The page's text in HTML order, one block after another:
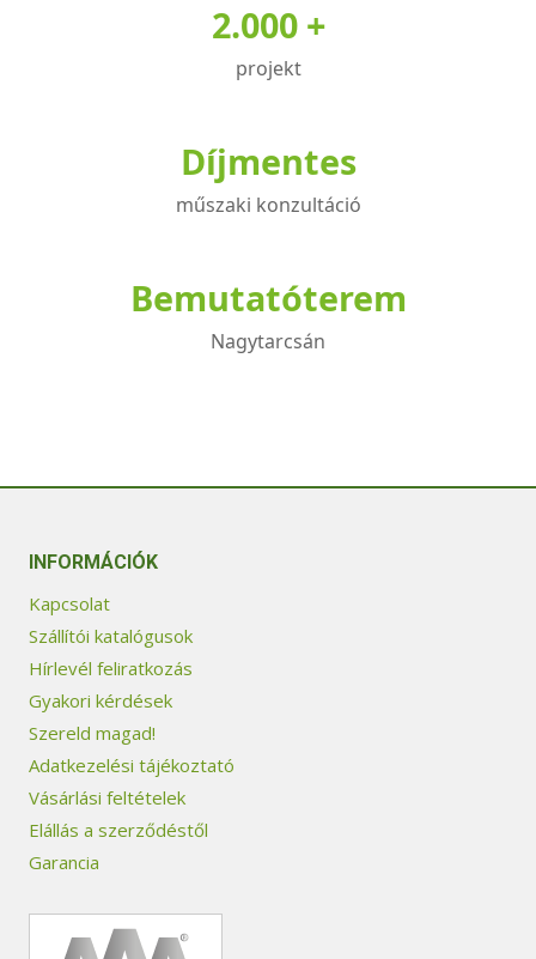
2.000 +
projekt
Díjmentes
műszaki konzultáció
Bemutatóterem
Nagytarcsán
INFORMÁCIÓK
Kapcsolat
Szállítói katalógusok
Hírlevél feliratkozás
Gyakori kérdések
Szereld magad!
Adatkezelési tájékoztató
Vásárlási feltételek
Elállás a szerződéstől
Garancia